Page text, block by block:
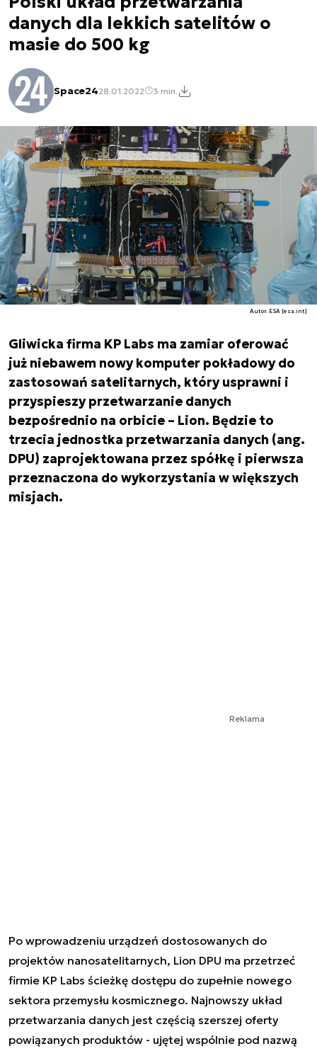
danych dla lekkich satelitów o
masie do 500 kg
Space2428.01.2022 3 min.
Autor. ESA [esa.int]
Gliwicka firma KP Labs ma zamiar oferować
już niebawem nowy komputer pokładowy do
zastosowań satelitarnych, który usprawni i
przyspieszy przetwarzanie danych
bezpośrednio na orbicie – Lion. Będzie to
trzecia jednostka przetwarzania danych (ang.
DPU) zaprojektowana przez spółkę i pierwsza
przeznaczona do wykorzystania w większych
misjach.
Reklama
Po wprowadzeniu urządzeń dostosowanych do
projektów nanosatelitarnych, Lion DPU ma przetrzeć
firmie KP Labs ścieżkę dostępu do zupełnie nowego
sektora przemysłu kosmicznego. Najnowszy układ
przetwarzania danych jest częścią szerszej oferty
powiązanych produktów - ujętej wspólnie pod nazwą